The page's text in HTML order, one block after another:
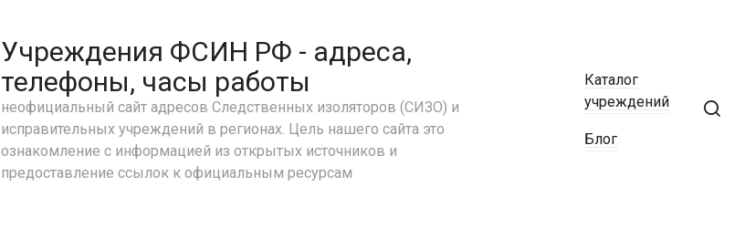
Учреждения ФСИН РФ - адреса,
телефоны, часы работы
неофициальный сайт адресов Следственных изоляторов (СИЗО) и
исправительных учреждений в регионах. Цель нашего сайта это
ознакомление с информацией из открытых источников и
предоставление ссылок к официальным ресурсам
Каталог
учреждений
Блог
Татарстан
Томская область
Тульская область
Тыва